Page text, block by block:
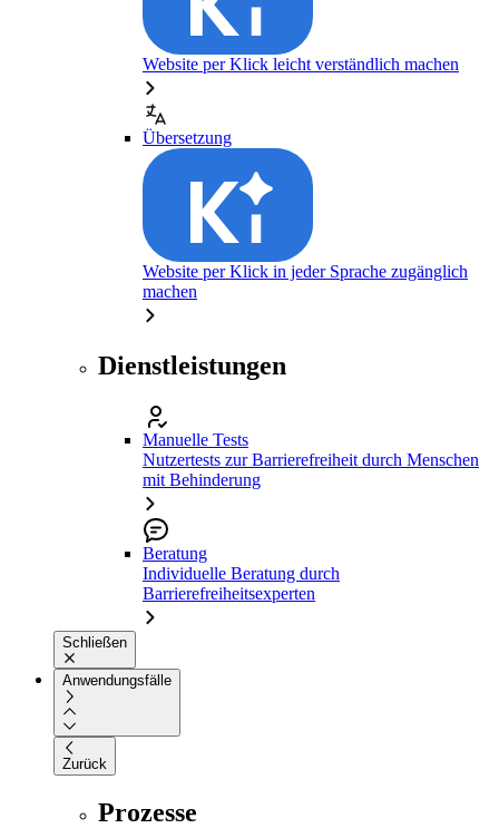
Website per Klick leicht verständlich machen
Übersetzung
Website per Klick in jeder Sprache zugänglich
machen
Dienstleistungen
Manuelle Tests
Nutzertests zur Barrierefreiheit durch Menschen
mit Behinderung
Beratung
Individuelle Beratung durch
Barrierefreiheitsexperten
Schließen
Anwendungsfälle
Zurück
Prozesse